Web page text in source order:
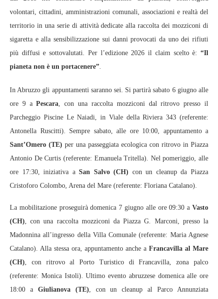
volontari, cittadini, amministrazioni comunali, associazioni e realtà del
territorio in una serie di attività dedicate alla raccolta dei mozziconi di
sigaretta e alla sensibilizzazione sui danni provocati da uno dei rifiuti
più diffusi e sottovalutati. Per l’edizione 2026 il claim scelto è: “Il
pianeta non è un portacenere”.
In Abruzzo gli appuntamenti saranno sei. Si partirà sabato 6 giugno alle
ore 9 aPescara, con una raccolta mozziconi dal ritrovo presso il
Parcheggio Piscine Le Naiadi, in Viale della Riviera 343 (referente:
Antonella Ruscitti). Sempre sabato, alle ore 10:00, appuntamento a
Sant’Omero (TE) per una passeggiata ecologica con ritrovo in Piazza
Antonio De Curtis (referente: Emanuela Tritella). Nel pomeriggio, alle
ore 17:30, iniziativa aSan Salvo (CH) con un cleanup da Piazza
Cristoforo Colombo, Arena del Mare (referente: Floriana Catalano).
La mobilitazione proseguirà domenica 7 giugno alle ore 09:30 a Vasto
(CH), con una raccolta mozziconi da Piazza G. Marconi, presso la
Madonnina all’ingresso della Villa Comunale (referente: Maria Agnese
Catalano). Alla stessa ora, appuntamento anche a Francavilla al Mare
(CH), con ritrovo al Porto Turistico di Francavilla, zona palco
(referente: Monica Istoli). Ultimo evento abruzzese domenica alle ore
18:00 a Giulianova (TE), con un cleanup al Parco Annunziata